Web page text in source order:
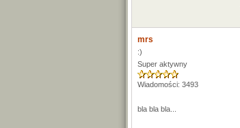
mrs
:)
Super aktywny
Wiadomości: 3493
bla bla bla...